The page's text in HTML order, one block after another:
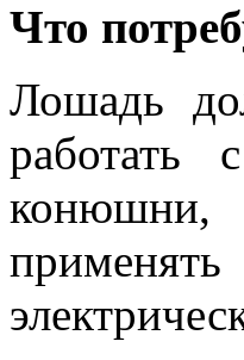
Что
Лошадь
конюшни,